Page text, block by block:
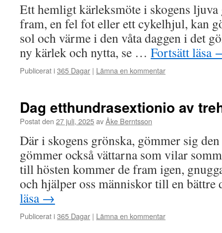
Ett hemligt kärleksmöte i skogens ljuva
fram, en fel fot eller ett cykelhjul, kan
sol och värme i den våta daggen i det
ny kärlek och nytta, se … Fortsätt läsa
Publicerat i365 Dagar | Lämna en kommentar
Dag etthundrasextionio av
Postat den 27 juli, 2025avÅke Berntsson
Där i skogens grönska, gömmer sig
gömmer också vättarna som vilar
till hösten kommer de fram igen,
och hjälper oss människor till en
läsa →
Publicerat i365 Dagar | Lämna en kommentar